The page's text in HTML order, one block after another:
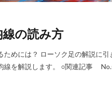
の読み方
ためには？ ローソク足の解説に
線を解説します。 ○関連記事